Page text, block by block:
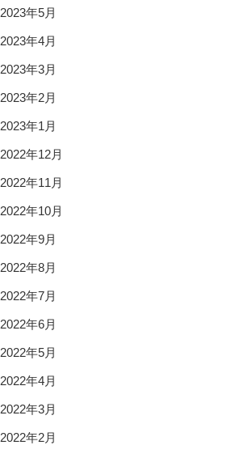
2023年5月
2023年4月
2023年3月
2023年2月
2023年1月
2022年12月
2022年11月
2022年10月
2022年9月
2022年8月
2022年7月
2022年6月
2022年5月
2022年4月
2022年3月
2022年2月